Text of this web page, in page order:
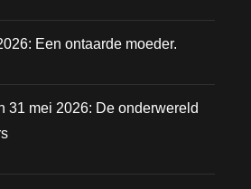
Een ontaarde moeder.
31 mei 2026: De onderwereld